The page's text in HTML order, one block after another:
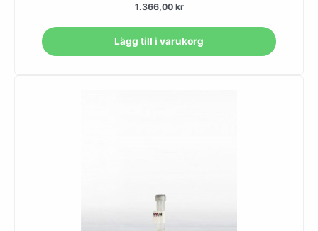
1.366,00 kr
Lägg till i varukorg